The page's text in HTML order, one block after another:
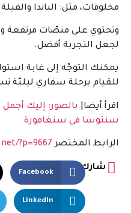
مخلوقات، مثل: الباندا
وتحتوي على منصّات مرتفعة
لجعل التجربة أفضل.
للقيام برحلة سفاري ليليّة
اقرأ أيضا|
بالصور: إليك
سنتوسا في سنغافورة
الرابط المختصر ?p=9667
شارك
Facebook
LinkedIn